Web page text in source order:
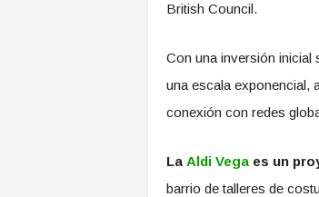
British Council.
Con una inversión inicial
una escala exponencial,
conexión con redes
La Aldi Vegaes un
barrio de talleres de